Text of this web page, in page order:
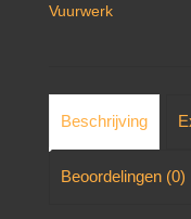
Vuurwerk
Beschrijving
Beoordelingen (0)